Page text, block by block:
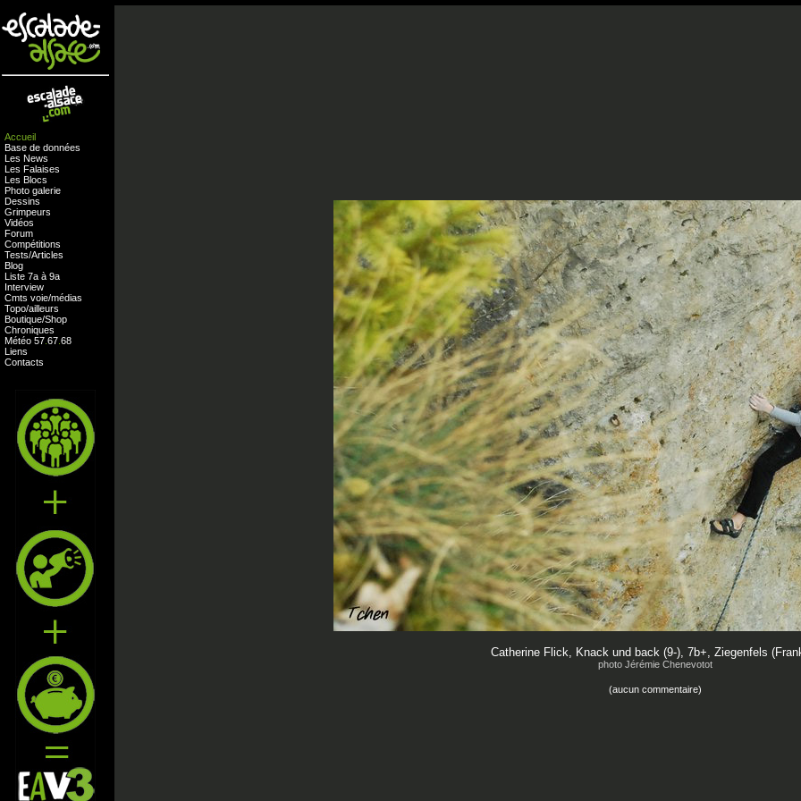
Accueil
Base de données
Les News
Les Falaises
Les Blocs
Photo galerie
Dessins
Grimpeurs
Vidéos
Forum
Compétitions
Tests/Articles
Blog
Liste 7a à 9a
Interview
Cmts voie/médias
Topo/ailleurs
Boutique/Shop
Chroniques
Météo 57 67 68
Liens
Contacts
Catherine Flick, Knack und back (9-), 7b+, Ziegenfels
photo Jérémie Chenevotot
(aucun commentaire)